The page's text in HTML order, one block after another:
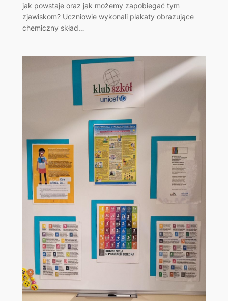
jak powstaje oraz jak możemy zapobiegać tym
zjawiskom? Uczniowie wykonali plakaty obrazujące
chemiczny skład…